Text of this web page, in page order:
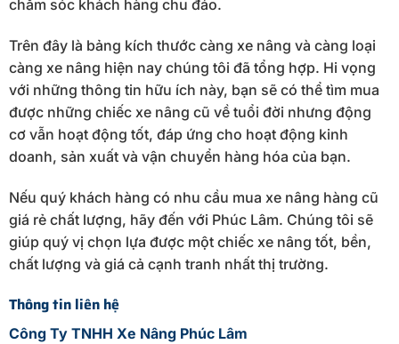
chăm sóc khách hàng chu đáo.
Trên đây là bảng kích thước càng xe nâng và càng loại
càng xe nâng hiện nay chúng tôi đã tổng hợp. Hi vọng
với những thông tin hữu ích này, bạn sẽ có thể tìm mua
được những chiếc xe nâng cũ về tuổi đời nhưng động
cơ vẫn hoạt động tốt, đáp ứng cho hoạt động kinh
doanh, sản xuất và vận chuyển hàng hóa của bạn.
Nếu quý khách hàng có nhu cầu mua xe nâng hàng cũ
giá rẻ chất lượng, hãy đến với Phúc Lâm. Chúng tôi sẽ
giúp quý vị chọn lựa được một chiếc xe nâng tốt, bền,
chất lượng và giá cả cạnh tranh nhất thị trường.
Thông tin liên hệ
Công Ty TNHH Xe Nâng Phúc Lâm